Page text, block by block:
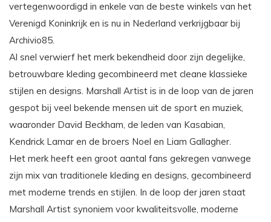
vertegenwoordigd in enkele van de beste winkels van het
Verenigd Koninkrijk en is nu in Nederland verkrijgbaar bij
Archivio85.
Al snel verwierf het merk bekendheid door zijn degelijke,
betrouwbare kleding gecombineerd met cleane klassieke
stijlen en designs. Marshall Artist is in de loop van de jaren
gespot bij veel bekende mensen uit de sport en muziek,
waaronder David Beckham, de leden van Kasabian,
Kendrick Lamar en de broers Noel en Liam Gallagher.
Het merk heeft een groot aantal fans gekregen vanwege
zijn mix van traditionele kleding en designs, gecombineerd
met moderne trends en stijlen. In de loop der jaren staat
Marshall Artist synoniem voor kwaliteitsvolle, moderne